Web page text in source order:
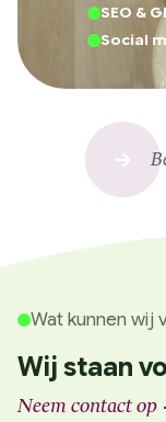
SEO &
Social
Wat kunnen wij
Wij staan
Neem contact op